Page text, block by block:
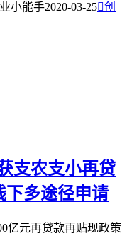
小能手2020-03-25创
支农支小再贷
下多途径申请
亿元再贷款再贴现政策